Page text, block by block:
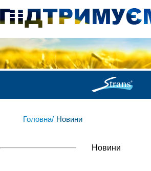
Головна/ Новини
Новини